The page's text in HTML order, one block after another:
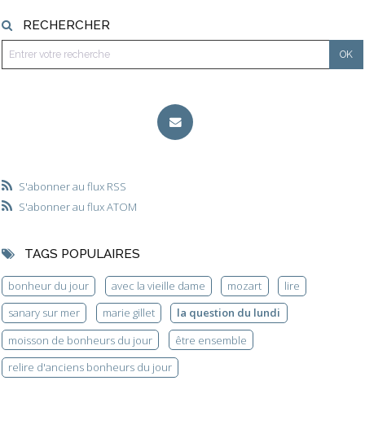
RECHERCHER
S'abonner au flux RSS
S'abonner au flux ATOM
TAGS POPULAIRES
bonheur du jour avec la vieille dame mozart
lire
sanary sur mer
marie gillet
la question du lundi
moisson de bonheurs du jour
être ensemble
relire d'anciens bonheurs du jour